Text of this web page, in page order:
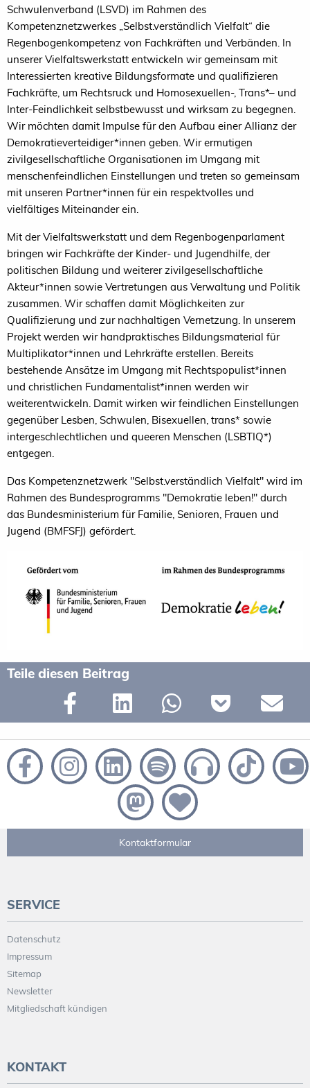
Schwulenverband (LSVD) im Rahmen des
Kompetenznetzwerkes „Selbst.verständlich Vielfalt“ die
Regenbogenkompetenz von Fachkräften und Verbänden. In
unserer Vielfaltswerkstatt entwickeln wir gemeinsam mit
Interessierten kreative Bildungsformate und qualifizieren
Fachkräfte, um Rechtsruck und Homosexuellen-, Trans*– und
Inter-Feindlichkeit selbstbewusst und wirksam zu begegnen.
Wir möchten damit Impulse für den Aufbau einer Allianz der
Demokratieverteidiger*innen geben. Wir ermutigen
zivilgesellschaftliche Organisationen im Umgang mit
menschenfeindlichen Einstellungen und treten so gemeinsam
mit unseren Partner*innen für ein respektvolles und
vielfältiges Miteinander ein.
Mit der Vielfaltswerkstatt und dem Regenbogenparlament
bringen wir Fachkräfte der Kinder- und Jugendhilfe, der
politischen Bildung und weiterer zivilgesellschaftliche
Akteur*innen sowie Vertretungen aus Verwaltung und Politik
zusammen. Wir schaffen damit Möglichkeiten zur
Qualifizierung und zur nachhaltigen Vernetzung. In unserem
Projekt werden wir handpraktisches Bildungsmaterial für
Multiplikator*innen und Lehrkräfte erstellen. Bereits
bestehende Ansätze im Umgang mit Rechtspopulist*innen
und christlichen Fundamentalist*innen werden wir
weiterentwickeln. Damit wirken wir feindlichen Einstellungen
gegenüber Lesben, Schwulen, Bisexuellen, trans* sowie
intergeschlechtlichen und queeren Menschen (LSBTIQ*)
entgegen.
Das Kompetenznetzwerk "Selbst.verständlich Vielfalt" wird im
Rahmen des Bundesprogramms "Demokratie leben!" durch
das Bundesministerium für Familie, Senioren, Frauen und
Jugend (BMFSFJ) gefördert.
Teile diesen Beitrag
Kontaktformular
SERVICE
Datenschutz
Impressum
Sitemap
Newsletter
Mitgliedschaft kündigen
KONTAKT